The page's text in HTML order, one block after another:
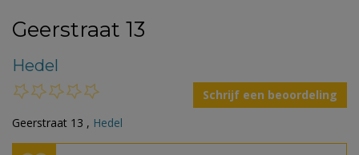
Geerstraat 13
Hedel
Schrijf een beoordeling
Geerstraat 13 , Hedel